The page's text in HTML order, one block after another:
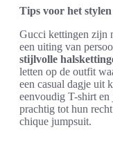
Tips voor het
Gucci kettingen zijn
een uiting van
stijlvolle
letten op de outfit
een casual dagje uit
eenvoudig T-shirt
prachtig tot hun
chique jumpsuit.